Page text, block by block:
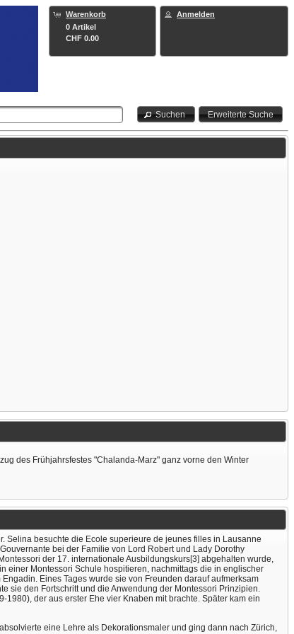
Warenkorb
0 Artikel
CHF 0.00
Anmelden
Suchen Erweiterte Suche
des Frühjahrsfestes "Chalanda-Marz" ganz vorne den Winter
Selina besuchte die Ecole superieure de jeunes filles in Lausanne
bei der Familie von Lord Robert und Lady Dorothy
der 17. internationale Ausbildungskurs[3] abgehalten wurde,
einer Montessori Schule hospitieren, nachmittags die in englischer
Eines Tages wurde sie von Freunden darauf aufmerksam
sie den Fortschritt und die Anwendung der Montessori Prinzipien.
der aus erster Ehe vier Knaben mit brachte. Später kam ein
eine Lehre als Dekorationsmaler und ging dann nach Zürich,